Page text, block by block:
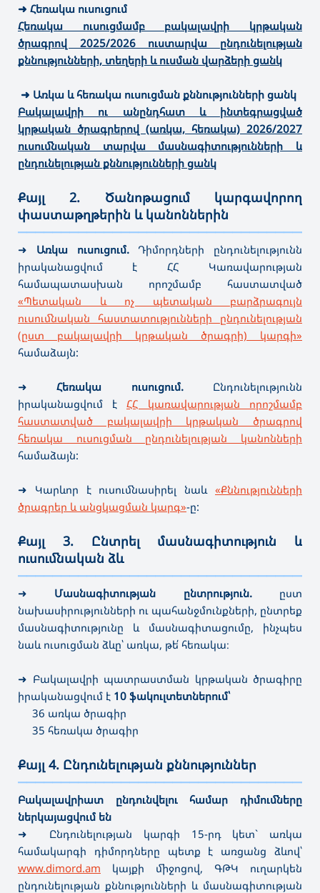
➜ Հեռակա ուսուցում
Հեռակա ուսուցմամբ բակալավրի կրթական
ծրագրով 2025/2026 ուստարվա ընդունելության
քննությունների, տեղերի և ուսման վարձերի ցանկ
➜ Առկա և հեռակա ուսուցման քննությունների ցանկ
Բակալավրի ու անընդհատ և ինտեգրացված
կրթական ծրագրերով (առկա, հեռակա) 2026/2027
ուսումնական տարվա մասնագիտությունների և
ընդունելության քննությունների ցանկ
Քայլ 2. Ծանոթացում կարգավորող
փաստաթղթերին և կանոններին
➜ Առկա ուսուցում.Դիմորդների ընդունելությունն
իրականացվում է ՀՀ Կառավարության
համապատասխան որոշմամբ հաստատված
«Պետական և ոչ պետական բարձրագույն
ուսումնական հաստատությունների ընդունելության
(ըստ բակալավրի կրթական ծրագրի) կարգի»
համաձայն:
➜Հեռակա ուսուցում.Ընդունելությունն
իրականացվում է ՀՀ կառավարության որոշմամբ
հաստատված բակալավրի կրթական ծրագրով
հեռակա ուսուցման ընդունելության կանոնների
համաձայն:
➜ Կարևոր է ուսումնասիրել նաև «Քննությունների
ծրագրեր և անցկացման կարգ»-ը:
Քայլ 3. Ընտրել մասնագիտություն և
ուսումնական ձև
➜ Մասնագիտության ընտրություն.
ըստ
նախասիրությունների ու պահանջմունքների, ընտրեք
մասնագիտությունը և մասնագիտացումը, ինչպես
նաև ուսուցման ձևը՝ առկա, թե՛ հեռակա։
➜ Բակալավրի պատրաստման կրթական ծրագիրը
իրականացվում է 10 ֆակուլտետներում՝
36 առկա ծրագիր
35 հեռակա ծրագիր
Քայլ 4. Ընդունելության քննություններ
Բակալավրիատ ընդունվելու համար դիմումները
ներկայացվում են
➜
Ընդունելության կարգի 15-րդ կետ` առկա
համակարգի դիմորդները պետք է առցանց ձևով՝
www.dimord.am կայքի միջոցով, ԳԹԿ ուղարկեն
ընդունելության քննությունների և մասնագիտության